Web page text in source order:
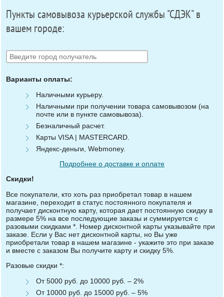
Пункты самовывоза курьерской службы "СДЭК" в
вашем городе:
Варианты оплаты:
Наличными курьеру.
Наличными при получении товара самовывозом (на
почте или в пункте самовывоза).
Безналичный расчет.
Карты VISA | MASTERCARD.
Яндекс-деньги, Webmoney.
Подробнее о доставке и оплате
Скидки!
Все покупатели, кто хоть раз приобретал товар в нашем
магазине, переходит в статус постоянного покупателя и
получает дисконтную карту, которая дает постоянную скидку в
размере 5% на все последующие заказы и суммируется с
разовыми скидками *. Номер дисконтной карты указывайте при
заказе. Если у Вас нет дисконтной карты, но Вы уже
приобретали товар в нашем магазине - укажите это при заказе
и вместе с заказом Вы получите карту и скидку 5%.
Разовые скидки *:
От 5000 руб. до 10000 руб. – 2%
От 10000 руб. до 15000 руб. – 5%